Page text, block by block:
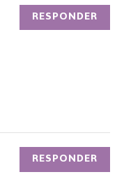
RESPONDER
RESPONDER